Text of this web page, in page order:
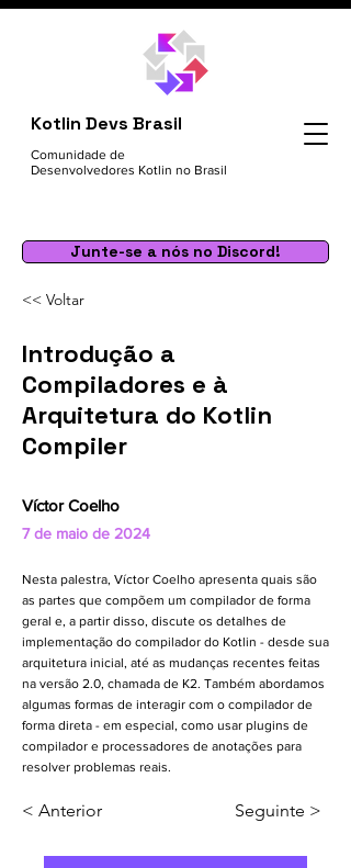
Kotlin Devs Brasil
Comunidade de
Desenvolvedores Kotlin no Brasil
Junte-se a nós no Discord!
<< Voltar
Introdução a
Compiladores e à
Arquitetura do Kotlin
Compiler
Víctor Coelho
7 de maio de 2024
Nesta palestra, Víctor Coelho apresenta quais são
as partes que compõem um compilador de forma
geral e, a partir disso, discute os detalhes de
implementação do compilador do Kotlin - desde sua
arquitetura inicial, até as mudanças recentes feitas
na versão 2.0, chamada de K2. Também abordamos
algumas formas de interagir com o compilador de
forma direta - em especial, como usar plugins de
compilador e processadores de anotações para
resolver problemas reais.
< Anterior Seguinte >